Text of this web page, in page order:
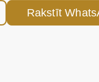
Rakstīt